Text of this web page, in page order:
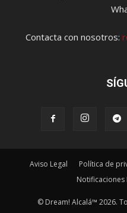
Contacta con nosotros:
Aviso Legal Política de
Notificaciones
© Dream! Alcalá™ 2026.